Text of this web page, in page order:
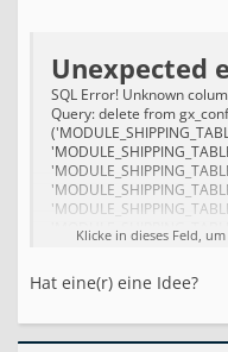
b
l
Unexpected
SQL Error! Unknown
Query: delete from
Klicke in dieses Feld,
Hat eine(r) eine Idee?